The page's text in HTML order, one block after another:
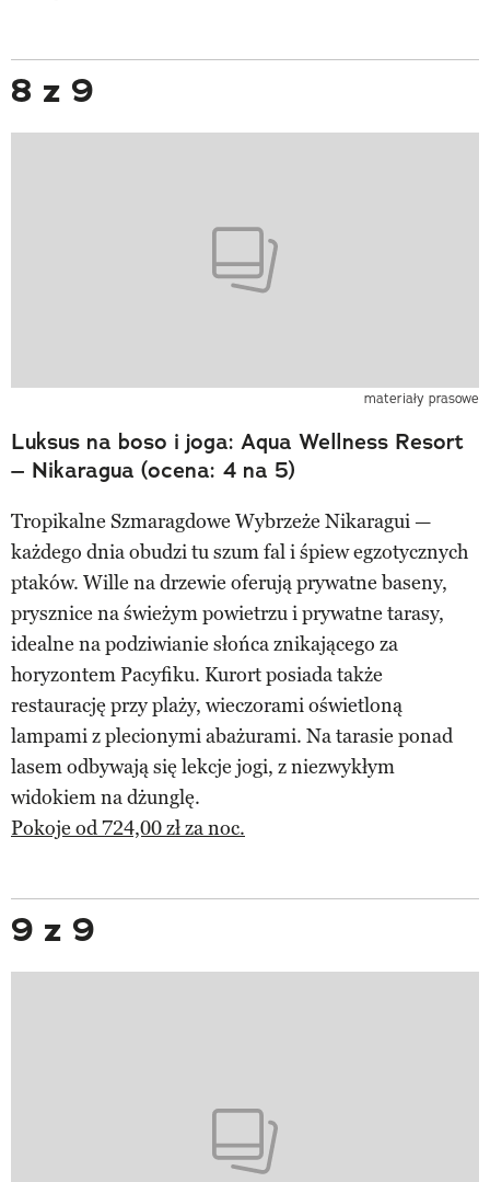
8 z 9
materiały prasowe
Luksus na boso i joga: Aqua Wellness Resort
– Nikaragua (ocena: 4 na 5)
Tropikalne Szmaragdowe Wybrzeże Nikaragui —
każdego dnia obudzi tu szum fal i śpiew egzotycznych
ptaków. Wille na drzewie oferują prywatne baseny,
prysznice na świeżym powietrzu i prywatne tarasy,
idealne na podziwianie słońca znikającego za
horyzontem Pacyfiku. Kurort posiada także
restaurację przy plaży, wieczorami oświetloną
lampami z plecionymi abażurami. Na tarasie ponad
lasem odbywają się lekcje jogi, z niezwykłym
widokiem na dżunglę.
Pokoje od 724,00 zł za noc.
9 z 9